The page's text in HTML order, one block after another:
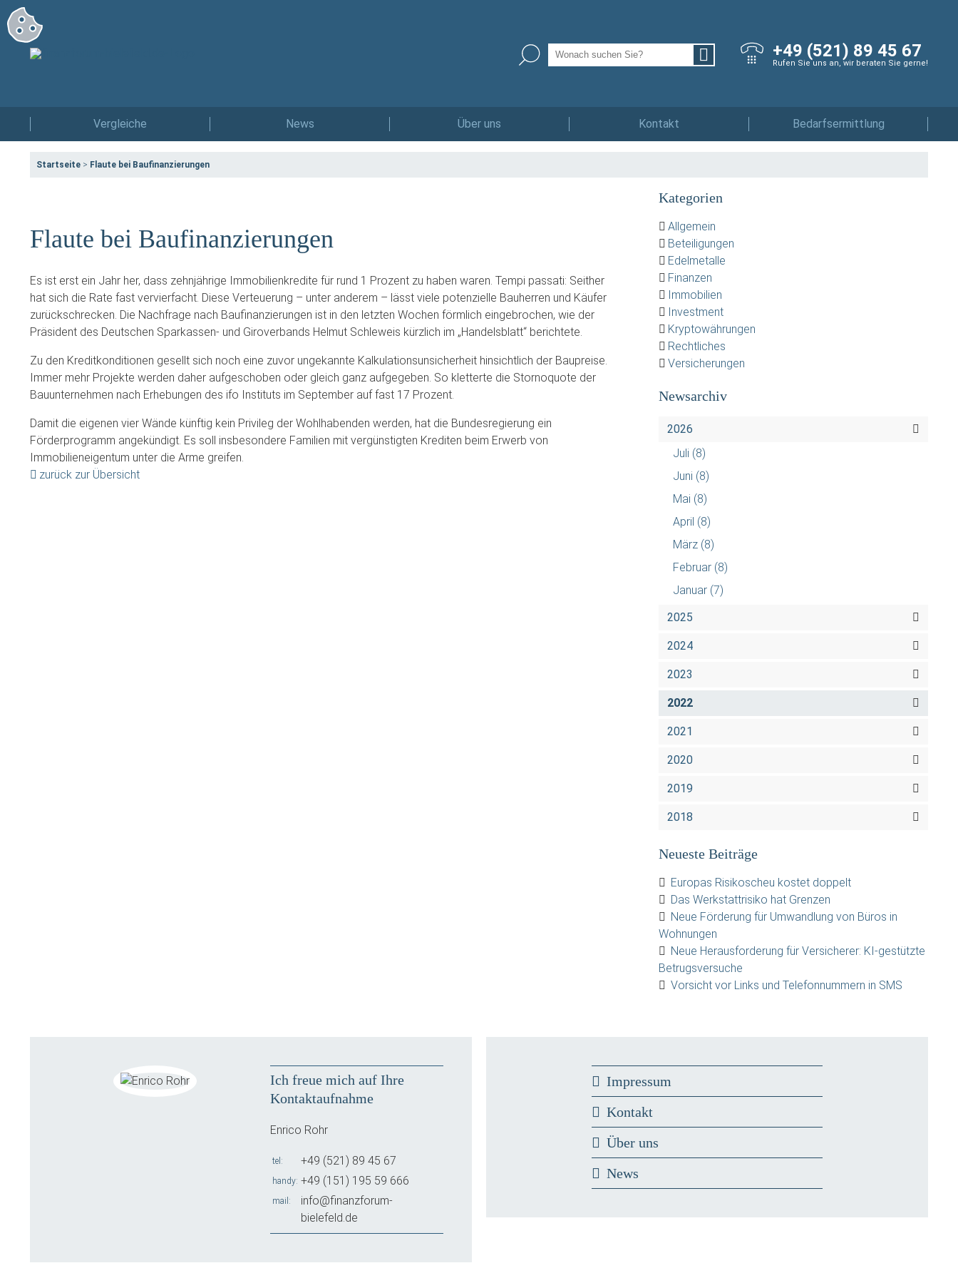
+49 (521) 89 45 67
Rufen Sie uns an, wir beraten Sie gerne!
Vergleiche News Über uns Kontakt Bedarfsermittlung
Startseite > Flaute bei Baufinanzierungen
Flaute bei Baufinanzierungen
Es ist erst ein Jahr her, dass zehnjährige Immobilienkredite für rund 1 Prozent zu haben waren. Tempi passati: Seither
hat sich die Rate fast vervierfacht. Diese Verteuerung – unter anderem – lässt viele potenzielle Bauherren und Käufer
zurückschrecken. Die Nachfrage nach Baufinanzierungen ist in den letzten Wochen förmlich eingebrochen, wie der
Präsident des Deutschen Sparkassen- und Giroverbands Helmut Schleweis kürzlich im „Handelsblatt“ berichtete.
Zu den Kreditkonditionen gesellt sich noch eine zuvor ungekannte Kalkulationsunsicherheit hinsichtlich der Baupreise.
Immer mehr Projekte werden daher aufgeschoben oder gleich ganz aufgegeben. So kletterte die Stornoquote der
Bauunternehmen nach Erhebungen des ifo Instituts im September auf fast 17 Prozent.
Damit die eigenen vier Wände künftig kein Privileg der Wohlhabenden werden, hat die Bundesregierung ein
Förderprogramm angekündigt. Es soll insbesondere Familien mit vergünstigten Krediten beim Erwerb von
Immobilieneigentum unter die Arme greifen.
zurück zur Übersicht
Kategorien
Allgemein
Beteiligungen
Edelmetalle
Finanzen
Immobilien
Investment
Kryptowährungen
Rechtliches
Versicherungen
Newsarchiv
2026
Juli (8)
Juni (8)
Mai (8)
April (8)
März (8)
Februar (8)
Januar (7)
2025
2024
2023
2022
2021
2020
2019
2018
Neueste Beiträge
Europas Risikoscheu kostet doppelt
Das Werkstattrisiko hat Grenzen
Neue Förderung für Umwandlung von Büros in
Wohnungen
Neue Herausforderung für Versicherer: KI-gestützte
Betrugsversuche
Vorsicht vor Links und Telefonnummern in SMS
Ich freue mich auf Ihre
Kontaktaufnahme
Enrico Rohr
tel +49 (521) 89 45 67
handy +49 (151) 195 59 666
mail
info@finanzforum-
bielefeld.de
Impressum
Kontakt
Über uns
News